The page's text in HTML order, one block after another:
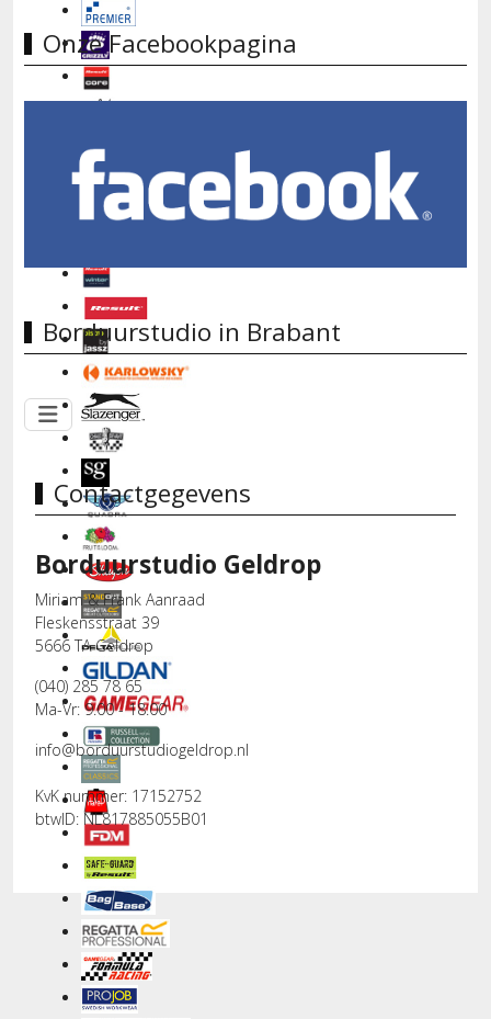
Onze Facebookpagina
Borduurstudio in Brabant
Contactgegevens
Borduurstudio Geldrop
Miriam & Frank Aanraad
Fleskensstraat 39
5666 TA Geldrop
(040) 285 78 65
Ma-Vr: 9.00 - 18.00
info@borduurstudiogeldrop.nl
KvK nummer: 17152752
btwID: NL817885055B01